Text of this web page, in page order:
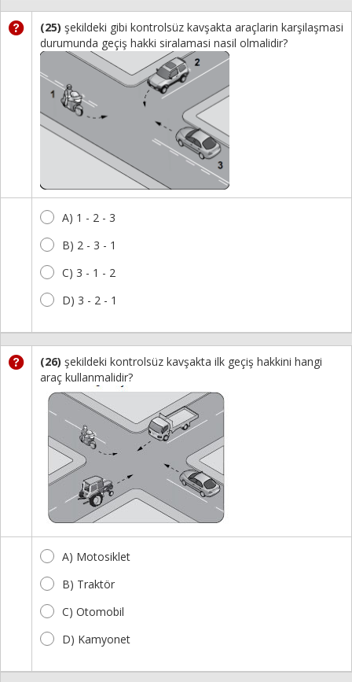
(25) şekildeki gibi kontrolsüz kavşakta araçlarin karşilaşmasi
durumunda geçiş hakki siralamasi nasil olmalidir?
A) 1 - 2 - 3
B) 2 - 3 - 1
C) 3 - 1 - 2
D) 3 - 2 - 1
(26) şekildeki kontrolsüz kavşakta ilk geçiş hakkini hangi
araç kullanmalidir?
A) Motosiklet
B) Traktör
C) Otomobil
D) Kamyonet